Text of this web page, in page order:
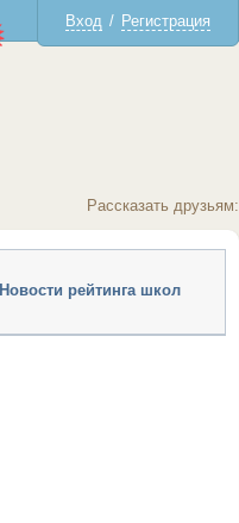
Вход / Регистрация
Рассказать друзьям:
Новости рейтинга школ